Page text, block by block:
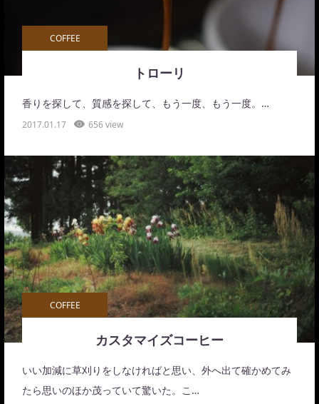
COFFEE
トローリ
香りを探して、質感を探して、もう一度、もう一度。…
2017.01.17 656 view
COFFEE
カスタマイズコーヒー
いい加減に草刈りをしなければと思い、外へ出て確かめてみ
たら思いのほか茂っていて驚いた。こ…